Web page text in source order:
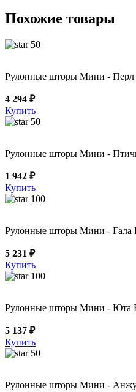
Похожие товары
50
Рулонные шторы Мини - Перл
4 294 ₽
Купить
50
Рулонные шторы Мини -
1 942 ₽
Купить
100
Рулонные шторы Мини - Гала
5 231 ₽
Купить
100
Рулонные шторы Мини - Юта
5 137 ₽
Купить
50
Рулонные шторы Мини -